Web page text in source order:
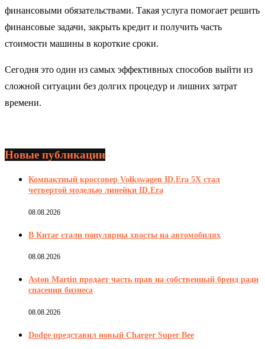
финансовыми обязательствами. Такая услуга помогает решить
финансовые задачи, закрыть кредит и получить часть
стоимости машины в короткие сроки.
Сегодня это один из самых эффективных способов выйти из
сложной ситуации без долгих процедур и лишних затрат
времени.
Новые публикации
Компактный кроссовер Volkswagen ID.Era 5X стал
четвертой моделью линейки ID.Era
08.08.2026
В Китае стали популярны хвосты на автомобилях
08.08.2026
Aston Martin продает часть прав на собственный бренд ради
спасения бизнеса
08.08.2026
Dodge представил новый Charger Super Bee